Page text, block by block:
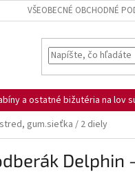
VŠEOBECNÉ OBCHODNÉ
a ostatné bižutéria na lov
gum.sieťka / 2 diely